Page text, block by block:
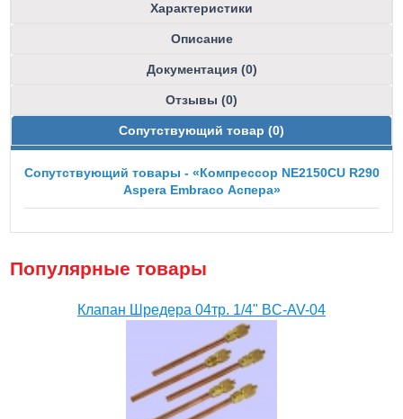
Характеристики
Описание
Документация (0)
Отзывы (0)
Сопутствующий товар (0)
Сопутствующий товары - «Компрессор NE2150CU R290
Aspera Embraco Аспера»
Популярные товары
Клапан Шредера 04тр. 1/4" BC-AV-04